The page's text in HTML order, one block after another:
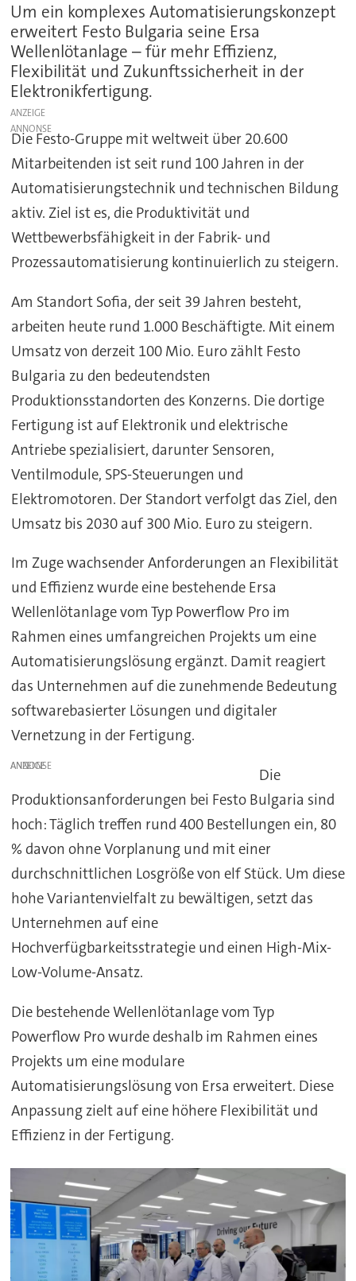
Um ein komplexes Automatisierungskonzept
erweitert Festo Bulgaria seine Ersa
Wellenlötanlage – für mehr Effizienz,
Flexibilität und Zukunftssicherheit in der
Elektronikfertigung.
ANZEIGE
Die Festo-Gruppe mit weltweit über 20.600
Mitarbeitenden ist seit rund 100 Jahren in der
Automatisierungstechnik und technischen Bildung
aktiv. Ziel ist es, die Produktivität und
Wettbewerbsfähigkeit in der Fabrik- und
Prozessautomatisierung kontinuierlich zu steigern.
Am Standort Sofia, der seit 39 Jahren besteht,
arbeiten heute rund 1.000 Beschäftigte. Mit einem
Umsatz von derzeit 100 Mio. Euro zählt Festo
Bulgaria zu den bedeutendsten
Produktionsstandorten des Konzerns. Die dortige
Fertigung ist auf Elektronik und elektrische
Antriebe spezialisiert, darunter Sensoren,
Ventilmodule, SPS-Steuerungen und
Elektromotoren. Der Standort verfolgt das Ziel, den
Umsatz bis 2030 auf 300 Mio. Euro zu steigern.
Im Zuge wachsender Anforderungen an Flexibilität
und Effizienz wurde eine bestehende Ersa
Wellenlötanlage vom Typ Powerflow Pro im
Rahmen eines umfangreichen Projekts um eine
Automatisierungslösung ergänzt. Damit reagiert
das Unternehmen auf die zunehmende Bedeutung
softwarebasierter Lösungen und digitaler
Vernetzung in der Fertigung.
ANZEIGE
Die
Produktionsanforderungen bei Festo Bulgaria sind
hoch: Täglich treffen rund 400 Bestellungen ein, 80
% davon ohne Vorplanung und mit einer
durchschnittlichen Losgröße von elf Stück. Um diese
hohe Variantenvielfalt zu bewältigen, setzt das
Unternehmen auf eine
Hochverfügbarkeitsstrategie und einen High-Mix-
Low-Volume-Ansatz.
Die bestehende Wellenlötanlage vom Typ
Powerflow Pro wurde deshalb im Rahmen eines
Projekts um eine modulare
Automatisierungslösung von Ersa erweitert. Diese
Anpassung zielt auf eine höhere Flexibilität und
Effizienz in der Fertigung.